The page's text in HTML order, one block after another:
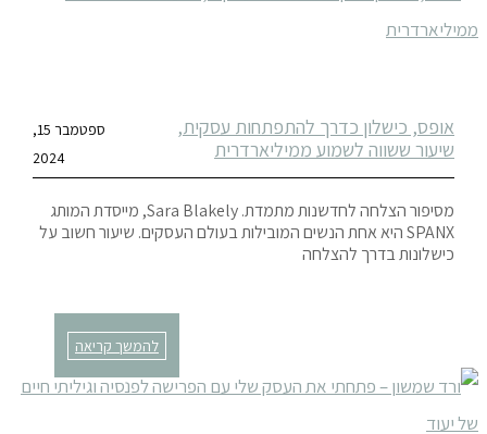
אופס, כישלון כדרך להתפתחות עסקית,
שיעור ששווה לשמוע ממיליארדרית
ספטמבר 15,
2024
מסיפור הצלחה לחדשנות מתמדת. Sara Blakely, מייסדת המותג
SPANX היא אחת הנשים המובילות בעולם העסקים. שיעור חשוב על
כישלונות בדרך להצלחה
להמשך קריאה